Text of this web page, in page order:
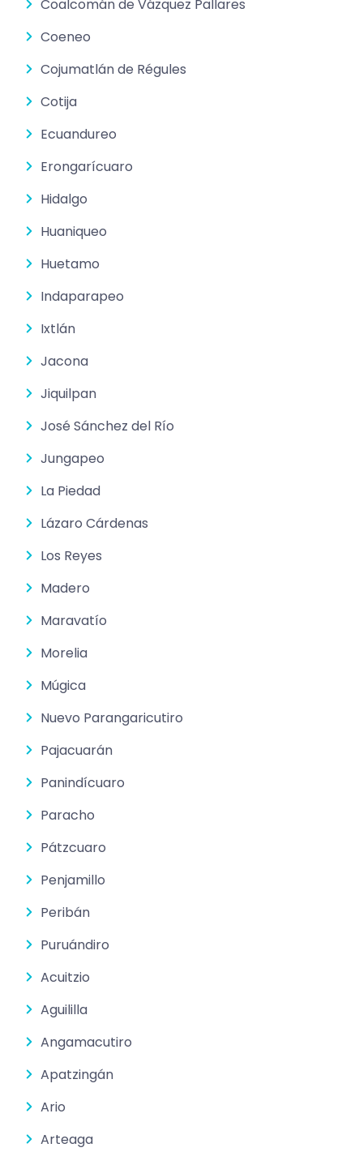
Coalcomán de Vázquez Pallares
Coeneo
Cojumatlán de Régules
Cotija
Ecuandureo
Erongarícuaro
Hidalgo
Huaniqueo
Huetamo
Indaparapeo
Ixtlán
Jacona
Jiquilpan
José Sánchez del Río
Jungapeo
La Piedad
Lázaro Cárdenas
Los Reyes
Madero
Maravatío
Morelia
Múgica
Nuevo Parangaricutiro
Pajacuarán
Panindícuaro
Paracho
Pátzcuaro
Penjamillo
Peribán
Puruándiro
Acuitzio
Aguililla
Angamacutiro
Apatzingán
Ario
Arteaga